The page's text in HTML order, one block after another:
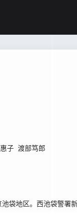
子 渡部笃郎
袋地区。西池袋警署